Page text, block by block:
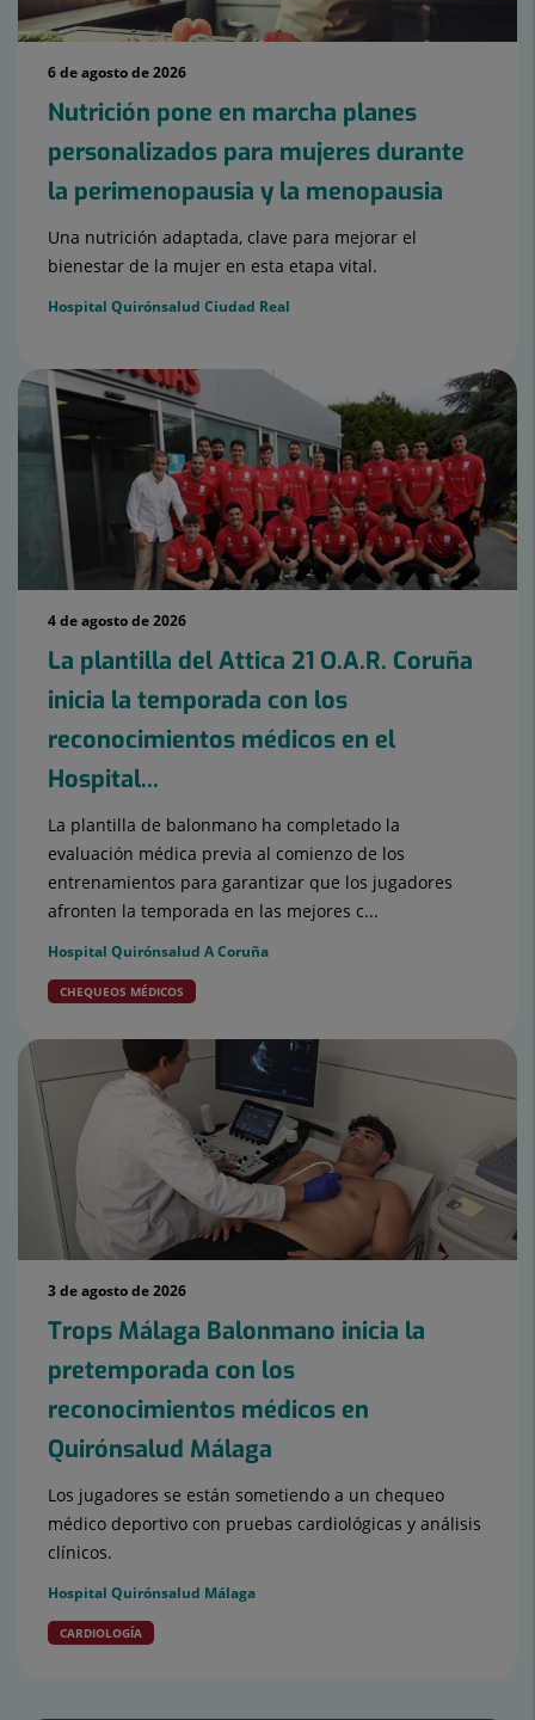
6 de agosto de 2026
Nutrición pone en marcha planes
personalizados para mujeres durante
la perimenopausia y la menopausia
Una nutrición adaptada, clave para mejorar el
bienestar de la mujer en esta etapa vital.
Hospital Quirónsalud Ciudad Real
4 de agosto de 2026
La plantilla del Attica 21 O.A.R. Coruña
inicia la temporada con los
reconocimientos médicos en el
Hospital...
La plantilla de balonmano ha completado la
evaluación médica previa al comienzo de los
entrenamientos para garantizar que los jugadores
afronten la temporada en las mejores c...
Hospital Quirónsalud A Coruña
CHEQUEOS MÉDICOS
3 de agosto de 2026
Trops Málaga Balonmano inicia la
pretemporada con los
reconocimientos médicos en
Quirónsalud Málaga
Los jugadores se están sometiendo a un chequeo
médico deportivo con pruebas cardiológicas y análisis
clínicos.
Hospital Quirónsalud Málaga
CARDIOLOGÍA